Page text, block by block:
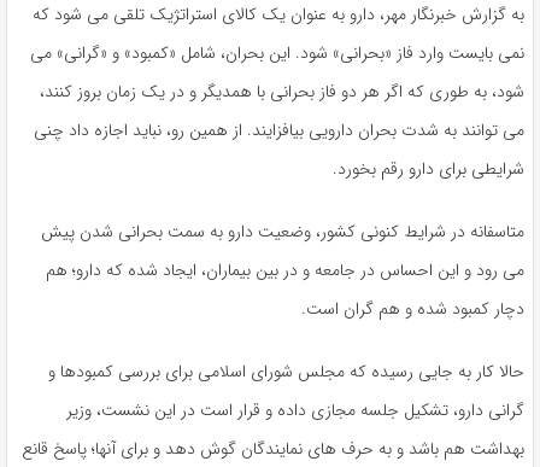
به گزارش خبرنگار مهر، دارو به عنوان یک کالای استراتژیک تلقی می شود که
نمی بایست وارد فاز «بحرانی» شود. این بحران، شامل «کمبود» و «گرانی» می
شود، به طوری که اگر هر دو فاز بحرانی با همدیگر و در یک زمان بروز کنند،
می توانند به شدت بحران دارویی بیافزایند. از همین رو، نباید اجازه داد چنی
شرایطی برای دارو رقم بخورد.
متاسفانه در شرایط کنونی کشور، وضعیت دارو به سمت بحرانی شدن پیش
می رود و این احساس در جامعه و در بین بیماران، ایجاد شده که دارو؛ هم
دچار کمبود شده و هم گران است.
حالا کار به جایی رسیده که مجلس شورای اسلامی برای بررسی کمبودها و
گرانی دارو، تشکیل جلسه مجازی داده و قرار است در این نشست، وزیر
بهداشت هم باشد و به حرف های نمایندگان گوش دهد و برای آنها؛ پاسخ قانع